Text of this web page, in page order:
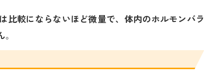
比較にならないほど微量で、体内のホルモンバラ
。